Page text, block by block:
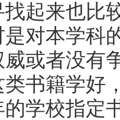
起来也比
本学科的
或者没有
书籍学好
学校指定